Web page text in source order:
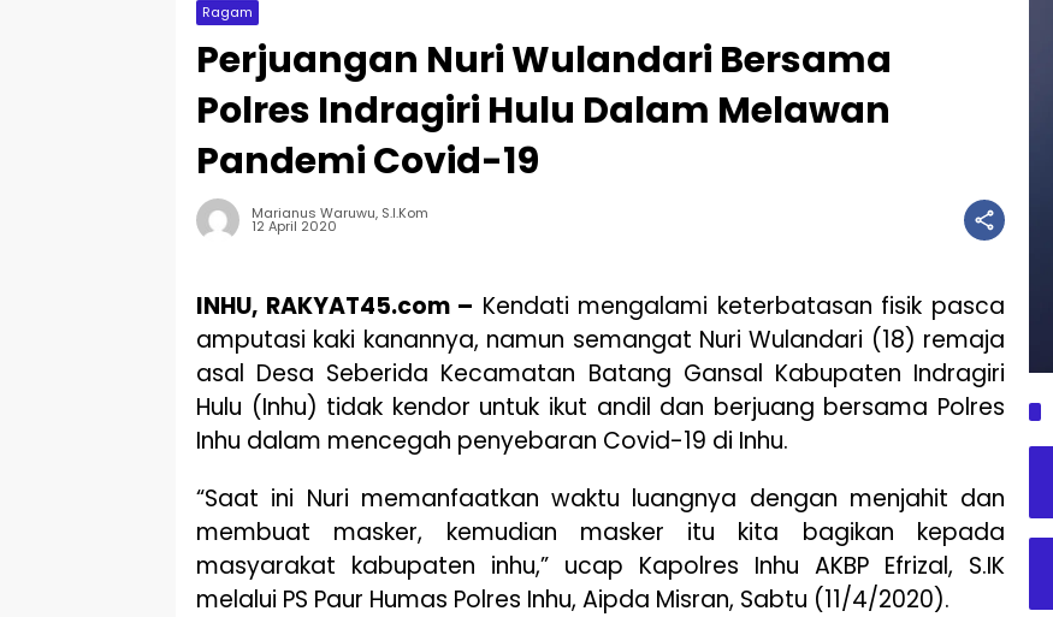
Ragam
Perjuangan Nuri Wulandari Bersama
Polres Indragiri Hulu Dalam Melawan
Pandemi Covid-19
Marianus Waruwu, S.I.Kom
12 April 2020
INHU, RAKYAT45.com – Kendati mengalami keterbatasan fisik pasca
amputasi kaki kanannya, namun semangat Nuri Wulandari (18) remaja
asal Desa Seberida Kecamatan Batang Gansal Kabupaten Indragiri
Hulu (Inhu) tidak kendor untuk ikut andil dan berjuang bersama Polres
Inhu dalam mencegah penyebaran Covid-19 di Inhu.
“Saat ini Nuri memanfaatkan waktu luangnya dengan menjahit dan
membuat masker, kemudian masker itu kita bagikan kepada
masyarakat kabupaten inhu,” ucap Kapolres Inhu AKBP Efrizal, S.IK
melalui PS Paur Humas Polres Inhu, Aipda Misran, Sabtu (11/4/2020).